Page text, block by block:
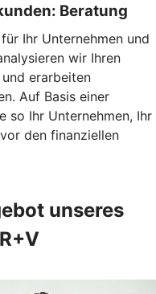
Beratung
Ihr Unternehmen und
wir Ihren
erarbeiten
Auf Basis einer
so Ihr Unternehmen, Ihr
den finanziellen
unseres